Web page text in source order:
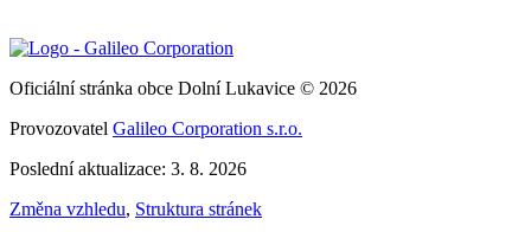
Oficiální stránka obce Dolní Lukavice © 2026
Provozovatel Galileo Corporation s.r.o.
Poslední aktualizace: 3. 8. 2026
Změna vzhledu, Struktura stránek